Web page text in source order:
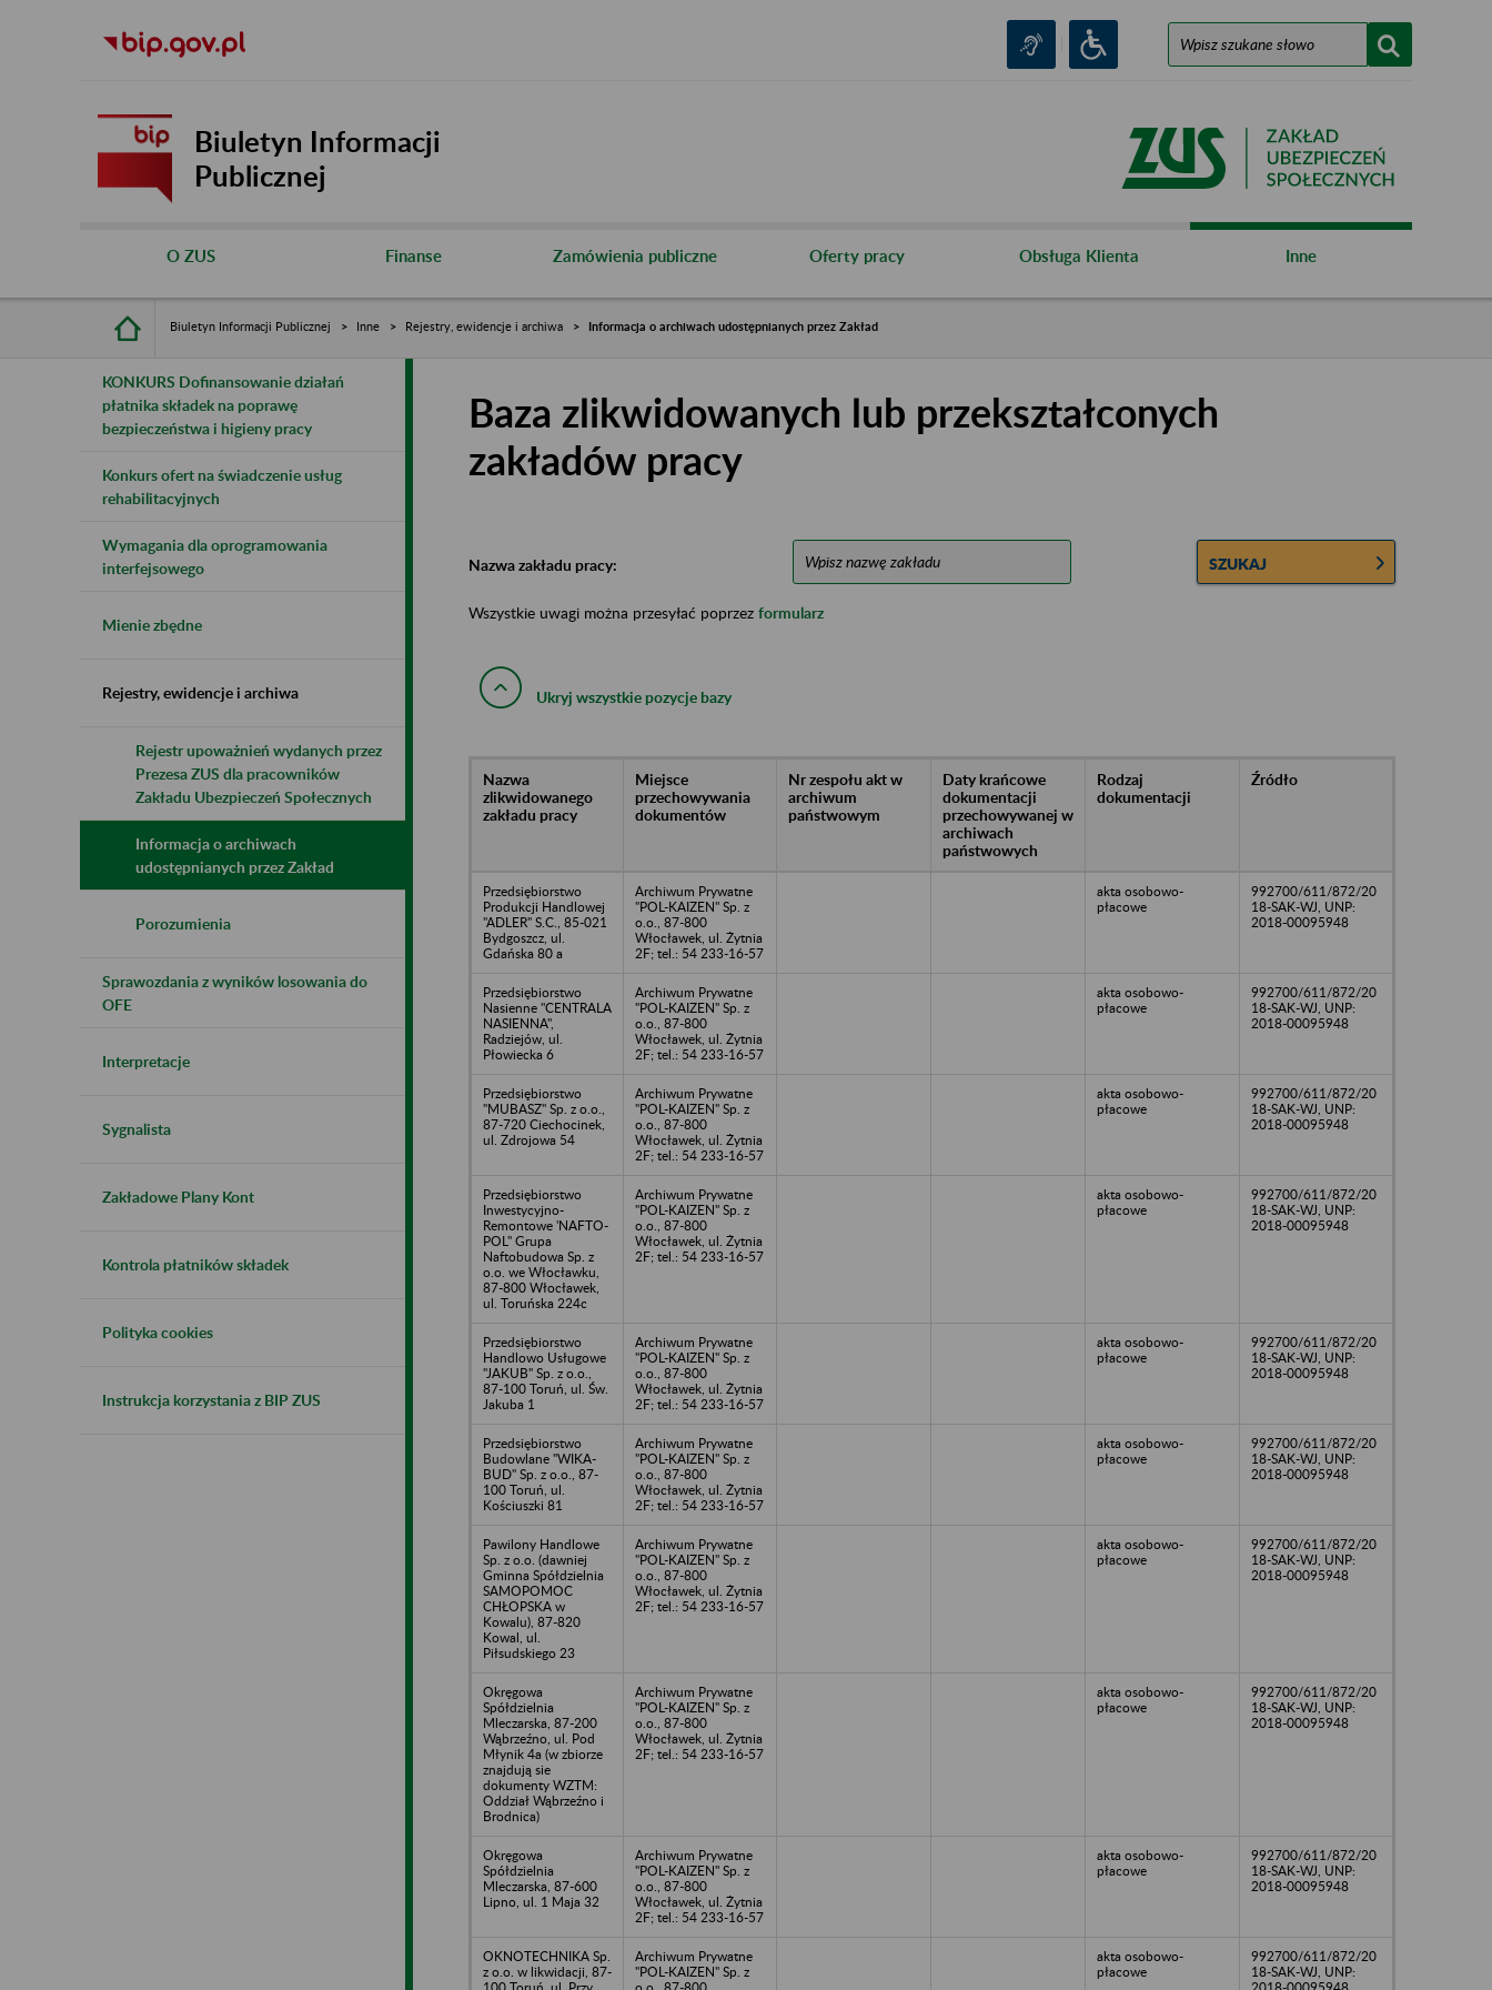
Biuletyn Informacji
Publicznej
O ZUS Finanse Zamówienia publiczne Oferty pracy Obsługa Klienta Inne
Biuletyn Informacji Publicznej Inne Rejestry, ewidencje i archiwa Informacja o archiwach udostępnianych przez Zakład
KONKURS Dofinansowanie działań
płatnika składek na poprawę
bezpieczeństwa i higieny pracy
Konkurs ofert na świadczenie usług
rehabilitacyjnych
Wymagania dla oprogramowania
interfejsowego
Mienie zbędne
Rejestry, ewidencje i archiwa
Rejestr upoważnień wydanych przez
Prezesa ZUS dla pracowników
Zakładu Ubezpieczeń Społecznych
Informacja o archiwach
udostępnianych przez Zakład
Porozumienia
Sprawozdania z wyników losowania do
OFE
Interpretacje
Sygnalista
Zakładowe Plany Kont
Kontrola płatników składek
Polityka cookies
Instrukcja korzystania z BIP ZUS
Baza zlikwidowanych lub przekształconych
zakładów pracy
Nazwa zakładu pracy: SZUKAJ
Wszystkie uwagi można przesyłać poprzez formularz
Ukryj wszystkie pozycje bazy
Nazwa
zlikwidowanego
zakładu pracy
Miejsce
przechowywania
dokumentów
Nr zespołu akt w
archiwum
państwowym
Daty krańcowe
dokumentacji
przechowywanej w
archiwach
państwowych
Rodzaj
dokumentacji
Źródło
Przedsiębiorstwo
Produkcji Handlowej
"ADLER" S.C., 85-021
Bydgoszcz, ul.
Gdańska 80 a
Archiwum Prywatne
"POL-KAIZEN" Sp. z
o.o., 87-800
Włocławek, ul. Żytnia
2F; tel.: 54 233-16-57
akta osobowo-
płacowe
992700/611/872/20
18-SAK-WJ, UNP:
2018-00095948
Przedsiębiorstwo
Nasienne "CENTRALA
NASIENNA",
Radziejów, ul.
Płowiecka 6
Archiwum Prywatne
"POL-KAIZEN" Sp. z
o.o., 87-800
Włocławek, ul. Żytnia
2F; tel.: 54 233-16-57
akta osobowo-
płacowe
992700/611/872/20
18-SAK-WJ, UNP:
2018-00095948
Przedsiębiorstwo
"MUBASZ" Sp. z o.o.,
87-720 Ciechocinek,
ul. Zdrojowa 54
Archiwum Prywatne
"POL-KAIZEN" Sp. z
o.o., 87-800
Włocławek, ul. Żytnia
2F; tel.: 54 233-16-57
akta osobowo-
płacowe
992700/611/872/20
18-SAK-WJ, UNP:
2018-00095948
Przedsiębiorstwo
Inwestycyjno-
Remontowe 'NAFTO-
POL" Grupa
Naftobudowa Sp. z
o.o. we Włocławku,
87-800 Włocławek,
ul. Toruńska 224c
Archiwum Prywatne
"POL-KAIZEN" Sp. z
o.o., 87-800
Włocławek, ul. Żytnia
2F; tel.: 54 233-16-57
akta osobowo-
płacowe
992700/611/872/20
18-SAK-WJ, UNP:
2018-00095948
Przedsiębiorstwo
Handlowo Usługowe
"JAKUB" Sp. z o.o.,
87-100 Toruń, ul. Św.
Jakuba 1
Archiwum Prywatne
"POL-KAIZEN" Sp. z
o.o., 87-800
Włocławek, ul. Żytnia
2F; tel.: 54 233-16-57
akta osobowo-
płacowe
992700/611/872/20
18-SAK-WJ, UNP:
2018-00095948
Przedsiębiorstwo
Budowlane "WIKA-
BUD" Sp. z o.o., 87-
100 Toruń, ul.
Kościuszki 81
Archiwum Prywatne
"POL-KAIZEN" Sp. z
o.o., 87-800
Włocławek, ul. Żytnia
2F; tel.: 54 233-16-57
akta osobowo-
płacowe
992700/611/872/20
18-SAK-WJ, UNP:
2018-00095948
Pawilony Handlowe
Sp. z o.o. (dawniej
Gminna Spółdzielnia
SAMOPOMOC
CHŁOPSKA w
Kowalu), 87-820
Kowal, ul.
Piłsudskiego 23
Archiwum Prywatne
"POL-KAIZEN" Sp. z
o.o., 87-800
Włocławek, ul. Żytnia
2F; tel.: 54 233-16-57
akta osobowo-
płacowe
992700/611/872/20
18-SAK-WJ, UNP:
2018-00095948
Okręgowa
Spółdzielnia
Mleczarska, 87-200
Wąbrzeźno, ul. Pod
Młynik 4a (w zbiorze
znajdują sie
dokumenty WZTM:
Oddział Wąbrzeźno i
Brodnica)
Archiwum Prywatne
"POL-KAIZEN" Sp. z
o.o., 87-800
Włocławek, ul. Żytnia
2F; tel.: 54 233-16-57
akta osobowo-
płacowe
992700/611/872/20
18-SAK-WJ, UNP:
2018-00095948
Okręgowa
Spółdzielnia
Mleczarska, 87-600
Lipno, ul. 1 Maja 32
Archiwum Prywatne
"POL-KAIZEN" Sp. z
o.o., 87-800
Włocławek, ul. Żytnia
2F; tel.: 54 233-16-57
akta osobowo-
płacowe
992700/611/872/20
18-SAK-WJ, UNP:
2018-00095948
OKNOTECHNIKA Sp.
z o.o. w likwidacji, 87-
Archiwum Prywatne
"POL-KAIZEN" Sp. z
akta osobowo-
płacowe
992700/611/872/20
18-SAK-WJ, UNP: